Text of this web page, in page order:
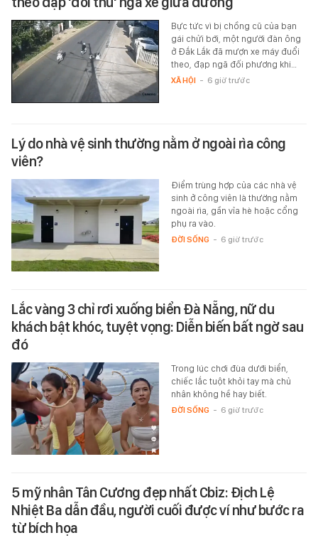
Bực tức vì bị chồng cũ của bạn
gái chửi bới, một người đàn ông
ở Đắk Lắk đã mượn xe máy đuổi
theo, đạp ngã đối phương khi…
XÃ HỘI - 6 giờ trước
Lý do nhà vệ sinh thường nằm ở ngoài rìa công
viên?
Điểm trùng hợp của các nhà vệ
sinh ở công viên là thường nằm
ngoài rìa, gần vỉa hè hoặc cổng
phụ ra vào.
ĐỜI SỐNG - 6 giờ trước
Lắc vàng 3 chỉ rơi xuống biển Đà Nẵng, nữ du
khách bật khóc, tuyệt vọng: Diễn biến bất ngờ sau
đó
Trong lúc chơi đùa dưới biển,
chiếc lắc tuột khỏi tay mà chủ
nhân không hề hay biết.
ĐỜI SỐNG - 6 giờ trước
5 mỹ nhân Tân Cương đẹp nhất Cbiz: Địch Lệ
Nhiệt Ba dẫn đầu, người cuối được ví như bước ra
từ bích họa